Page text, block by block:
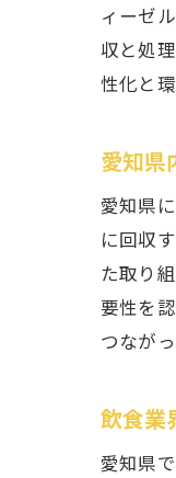
ィーゼ
収と処
性化と
愛知県
愛知県
に回収
た取り
要性を
つなが
飲食業
愛知県